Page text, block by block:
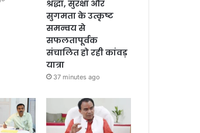
श्रद्धा, सुरक्षा और
सुगमता के उत्कृष्ट
समन्वय से
सफलतापूर्वक
संचालित हो रही कांवड़
यात्रा
37 minutes ago